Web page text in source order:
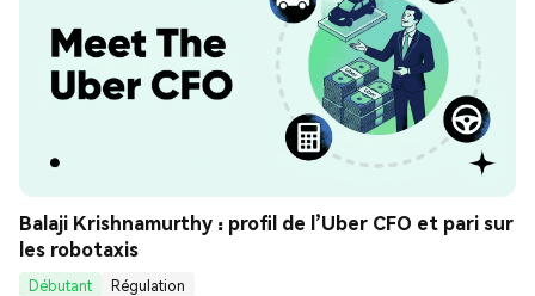
Balaji Krishnamurthy : profil de l’Uber CFO et pari sur
les robotaxis
Débutant
Régulation